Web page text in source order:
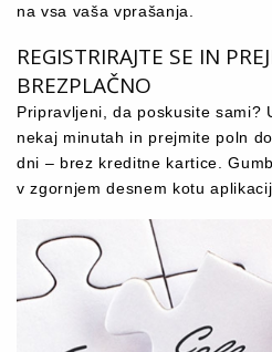
na vsa vaša vprašanja.
REGISTRIRAJTE SE IN
BREZPLAČNO
Pripravljeni, da poskusite sami?
nekaj minutah in prejmite poln
dni – brez kreditne kartice.
v zgornjem desnem kotu